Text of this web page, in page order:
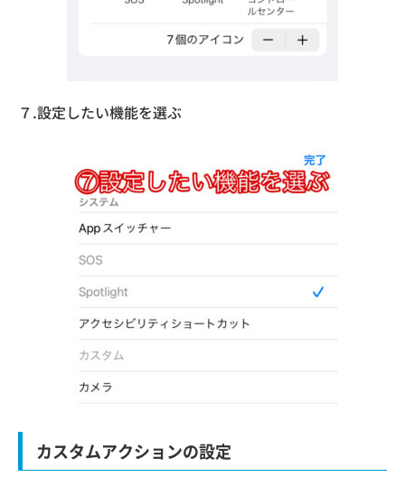
７.設定したい機能を選ぶ
カスタムアクションの設定